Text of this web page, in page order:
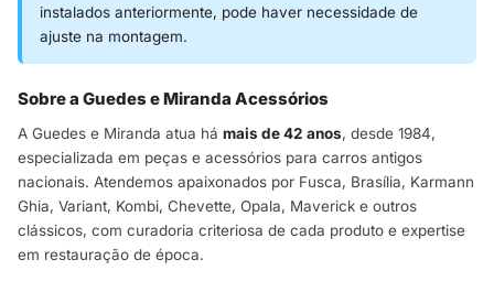
instalados anteriormente, pode haver necessidade de
ajuste na montagem.
Sobre a Guedes e Miranda Acessórios
A Guedes e Miranda atua há mais de 42 anos, desde 1984,
especializada em peças e acessórios para carros antigos
nacionais. Atendemos apaixonados por Fusca, Brasília, Karmann
Ghia, Variant, Kombi, Chevette, Opala, Maverick e outros
clássicos, com curadoria criteriosa de cada produto e expertise
em restauração de época.